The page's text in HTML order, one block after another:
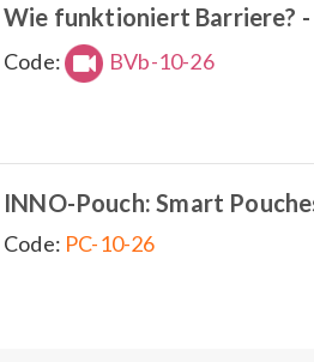
Wie funktioniert Barriere?
Code: BVb-10-26
INNO-Pouch: Smart
Code: PC-10-26